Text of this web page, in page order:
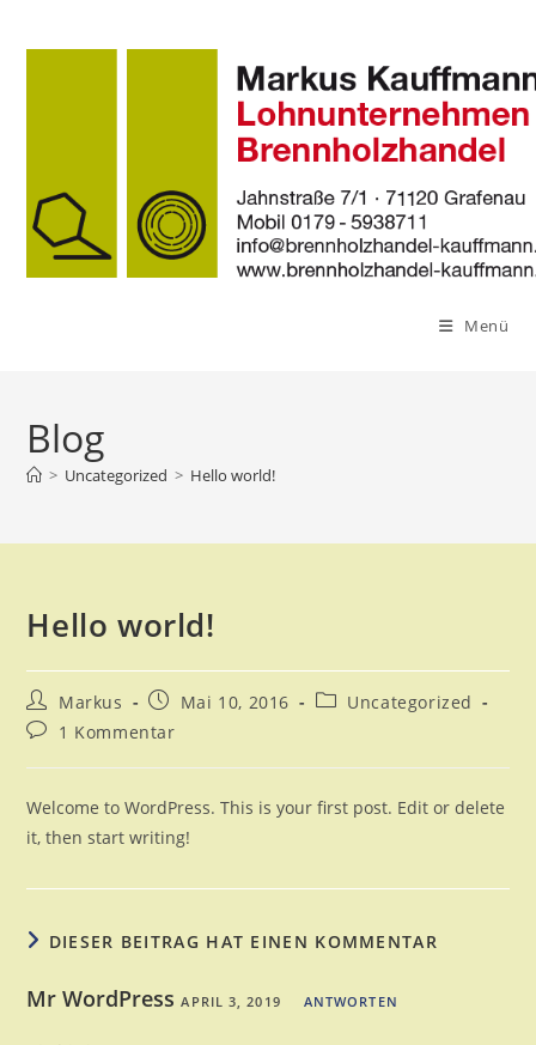
Inhalt
Menü
Blog
> Uncategorized > Hello world!
Hello world!
Beitrags-
Autor:
Markus
Beitrag
veröffentlicht:
Mai 10, 2016
Beitrags-
Uncategorized
Beitrags-
1 Kommentar
Welcome to WordPress. This is your first post. Edit or delete
it, then start writing!
DIESER BEITRAG HAT EINEN KOMMENTAR
Mr WordPress APRIL 3, 2019 ANTWORTEN